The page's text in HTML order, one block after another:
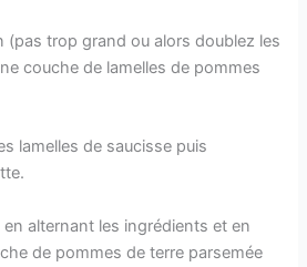
(pas trop grand ou alors doublez les
couche de lamelles de pommes
lamelles de saucisse puis
en alternant les ingrédients et en
de pommes de terre parsemée